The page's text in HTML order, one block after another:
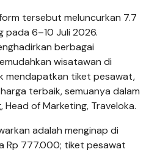
tersebut meluncurkan 7.7
pada 6–10 Juli 2026.
berbagai
wisatawan di
mendapatkan tiket pesawat,
terbaik, semuanya dalam
Head of Marketing, Traveloka.
adalah menginap di
Rp 777.000; tiket pesawat